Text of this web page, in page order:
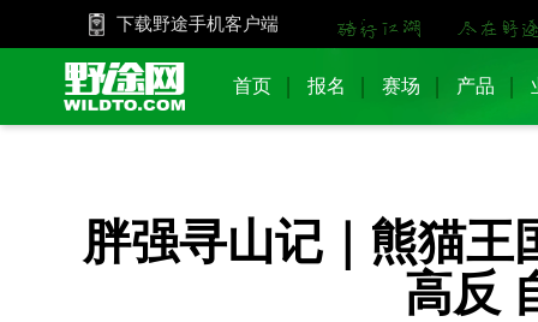
下载野途手机客户端
首页 报名 赛场 产品
胖强寻山记｜熊猫王
高反